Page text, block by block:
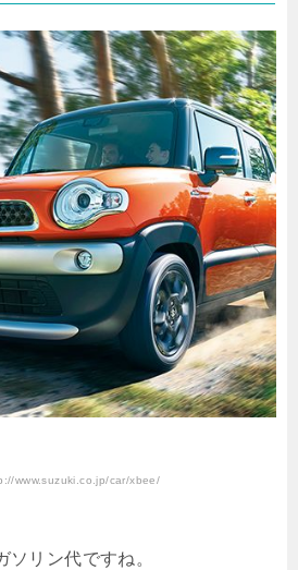
www.suzuki.co.jp/car/xbee/
ソリン代ですね。